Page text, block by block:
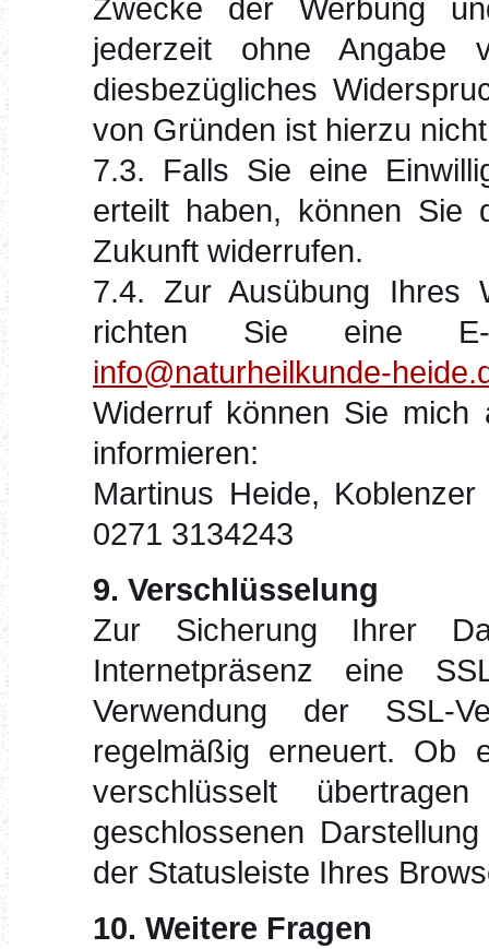
Zwecke der Werbung
jederzeit ohne Angabe
diesbezügliches
von Gründen ist hierzu
7.3. Falls Sie eine
erteilt haben, können Sie
Zukunft widerrufen.
7.4. Zur Ausübung Ihres
richten Sie eine E-
info@naturheilkunde-
Widerruf können Sie mich
informieren:
Martinus Heide,
0271 3134243
9. Verschlüsselung
Zur Sicherung Ihrer
Internetpräsenz eine
Verwendung der SSL-
regelmäßig erneuert. Ob
verschlüsselt
geschlossenen
der Statusleiste Ihres
10. Weitere Fragen